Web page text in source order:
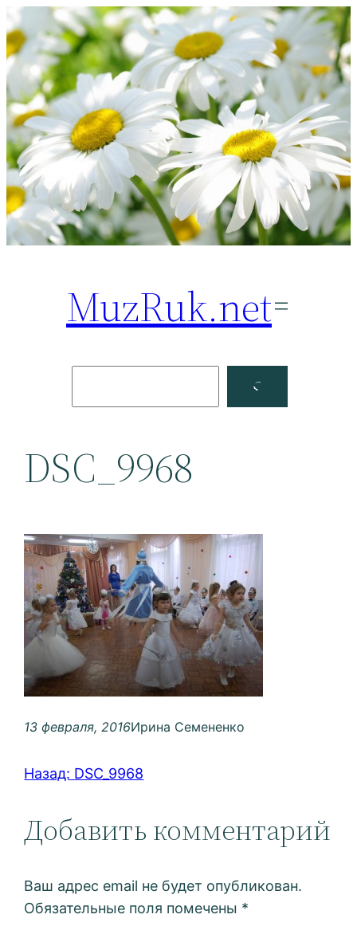
Перейти
к
содержимому
MuzRuk.net
Facebook
DSC_9968
13 февраля, 2016Ирина Семененко
Назад: DSC_9968
Добавить комментарий
Ваш адрес email не будет опубликован.
Обязательные поля помечены *